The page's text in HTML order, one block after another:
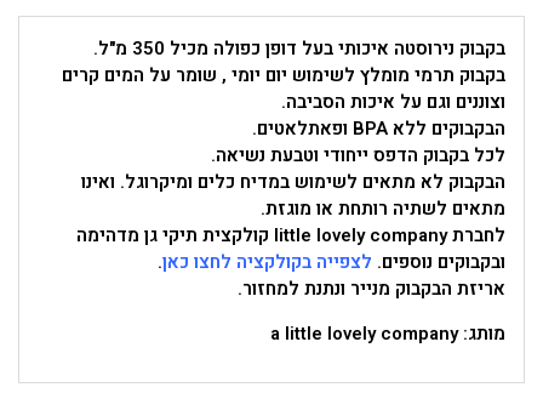
בקבוק נירוסטה איכותי בעל דופן כפולה מכיל 350 מ"ל.
בקבוק תרמי מומלץ לשימוש יום יומי , שומר על המים קרים
וצוננים וגם על איכות הסביבה.
הבקבוקים ללא BPA ופאתלאטים.
לכל בקבוק הדפס ייחודי וטבעת נשיאה.
הבקבוק לא מתאים לשימוש במדיח כלים ומיקרוגל. ואינו
מתאים לשתיה רותחת או מוגזת.
לחברת little lovely company קולקצית תיקי גן מדהימה
ובקבוקים נוספים. לצפייה בקולקציה לחצו כאן.
אריזת הבקבוק מנייר ונתנת למחזור.
מותג: a little lovely company